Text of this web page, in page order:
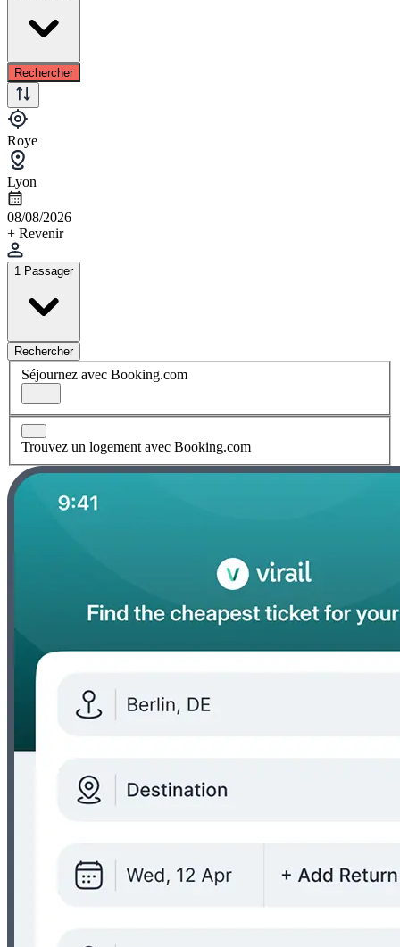
Rechercher
Roye
Lyon
08/08/2026
+ Revenir
1 Passager
Rechercher
Séjournez avec Booking.com
Trouvez un logement avec Booking.com